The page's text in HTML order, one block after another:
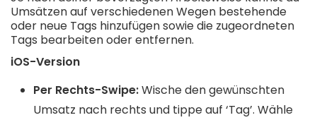
Umsätzen auf verschiedenen Wegen bestehende
oder neue Tags hinzufügen sowie die zugeordneten
Tags bearbeiten oder entfernen.
iOS-Version
Per Rechts-Swipe:Wische den gewünschten
Umsatz nach rechts und tippe auf ‘Tag’. Wähle